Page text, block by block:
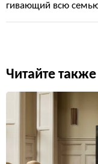
гивающий всю
Читайте